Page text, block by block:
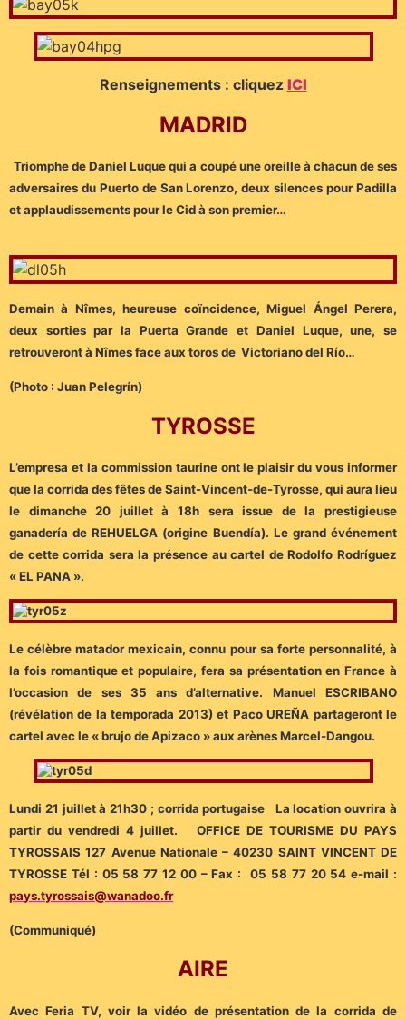
Renseignements : cliquez ICI
MADRID
Triomphe de Daniel Luque qui a coupé une oreille à chacun de ses
adversaires du Puerto de San Lorenzo, deux silences pour Padilla
et applaudissements pour le Cid à son premier…
Demain à Nîmes, heureuse coïncidence, Miguel Ángel Perera,
deux sorties par la Puerta Grande et Daniel Luque, une, se
retrouveront à Nîmes face aux toros de Victoriano del Río…
(Photo : Juan Pelegrín)
TYROSSE
L’empresa et la commission taurine ont le plaisir du vous informer
que la corrida des fêtes de Saint-Vincent-de-Tyrosse, qui aura lieu
le dimanche 20 juillet à 18h sera issue de la prestigieuse
ganadería de REHUELGA (origine Buendía). Le grand événement
de cette corrida sera la présence au cartel de Rodolfo Rodríguez
« EL PANA ».
Le célèbre matador mexicain, connu pour sa forte personnalité, à
la fois romantique et populaire, fera sa présentation en France à
l’occasion de ses 35 ans d’alternative. Manuel ESCRIBANO
(révélation de la temporada 2013) et Paco UREÑA partageront le
cartel avec le « brujo de Apizaco » aux arènes Marcel-Dangou.
Lundi 21 juillet à 21h30 ; corrida portugaise La location ouvrira à
partir du vendredi 4 juillet. OFFICE DE TOURISME DU PAYS
TYROSSAIS 127 Avenue Nationale – 40230 SAINT VINCENT DE
TYROSSE Tél : 05 58 77 12 00 – Fax : 05 58 77 20 54 e-mail :
pays.tyrossais@wanadoo.fr
(Communiqué)
AIRE
Avec Feria TV, voir la vidéo de présentation de la corrida de